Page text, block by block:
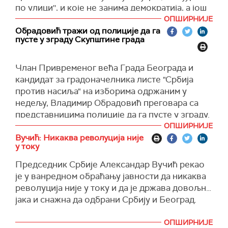
да до таквих инцидената неће доћи“, наводи
МУП.
по улици'', и које не занима демократија, а још
мање Србија, напали један од симбола
демократије - здање Скупштине Београда.
Он је нагласио и да ''сви ови хулигани и
српске институције довољно снажне да и са
овим покушајем рушења државе изађу на крај''.
Потпредседник Главног одбора СНС-а
Владимир Орлић рекао је да су највећи
насилници и уништитељи из бившег режима
кренули у уништавање институција,
покушавајући да Србију увуку у сукоб и
И лидер СПС-а Ивица Дачић осудио је покушај
насилног заузимања Скупштине града
Београда.
ОПШИРНИЈЕ
Обрадовић тражи од полиције да га
пусте у зграду Скупштине града
Члан Привременог већа Града Београда и
кандидат за градоначелника листе "Србија
против насиља" на изборима одржаним у
недељу, Владимир Обрадовић преговара са
представницима полиције да га пусте у зграду.
После привременог затишја, окупљени испред
улаза у зграду поново су почели да бацају
летве и друге предмете према вратима и
прозорима.
ОПШИРНИЈЕ
Вучић: Никаква револуција није
у току
Председник Србије Александар Вучић рекао
је у ванредном обраћању јавности да никаква
револуција није у току и да је држава довољно
јака и снажна да одбрани Србију и Београд.
ОПШИРНИЈЕ